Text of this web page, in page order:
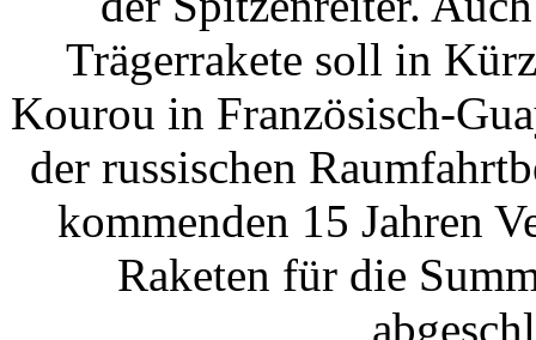
Trägerrakete soll in
Kourou in Französisch-
der russischen
kommenden 15 Jahren
Raketen für die